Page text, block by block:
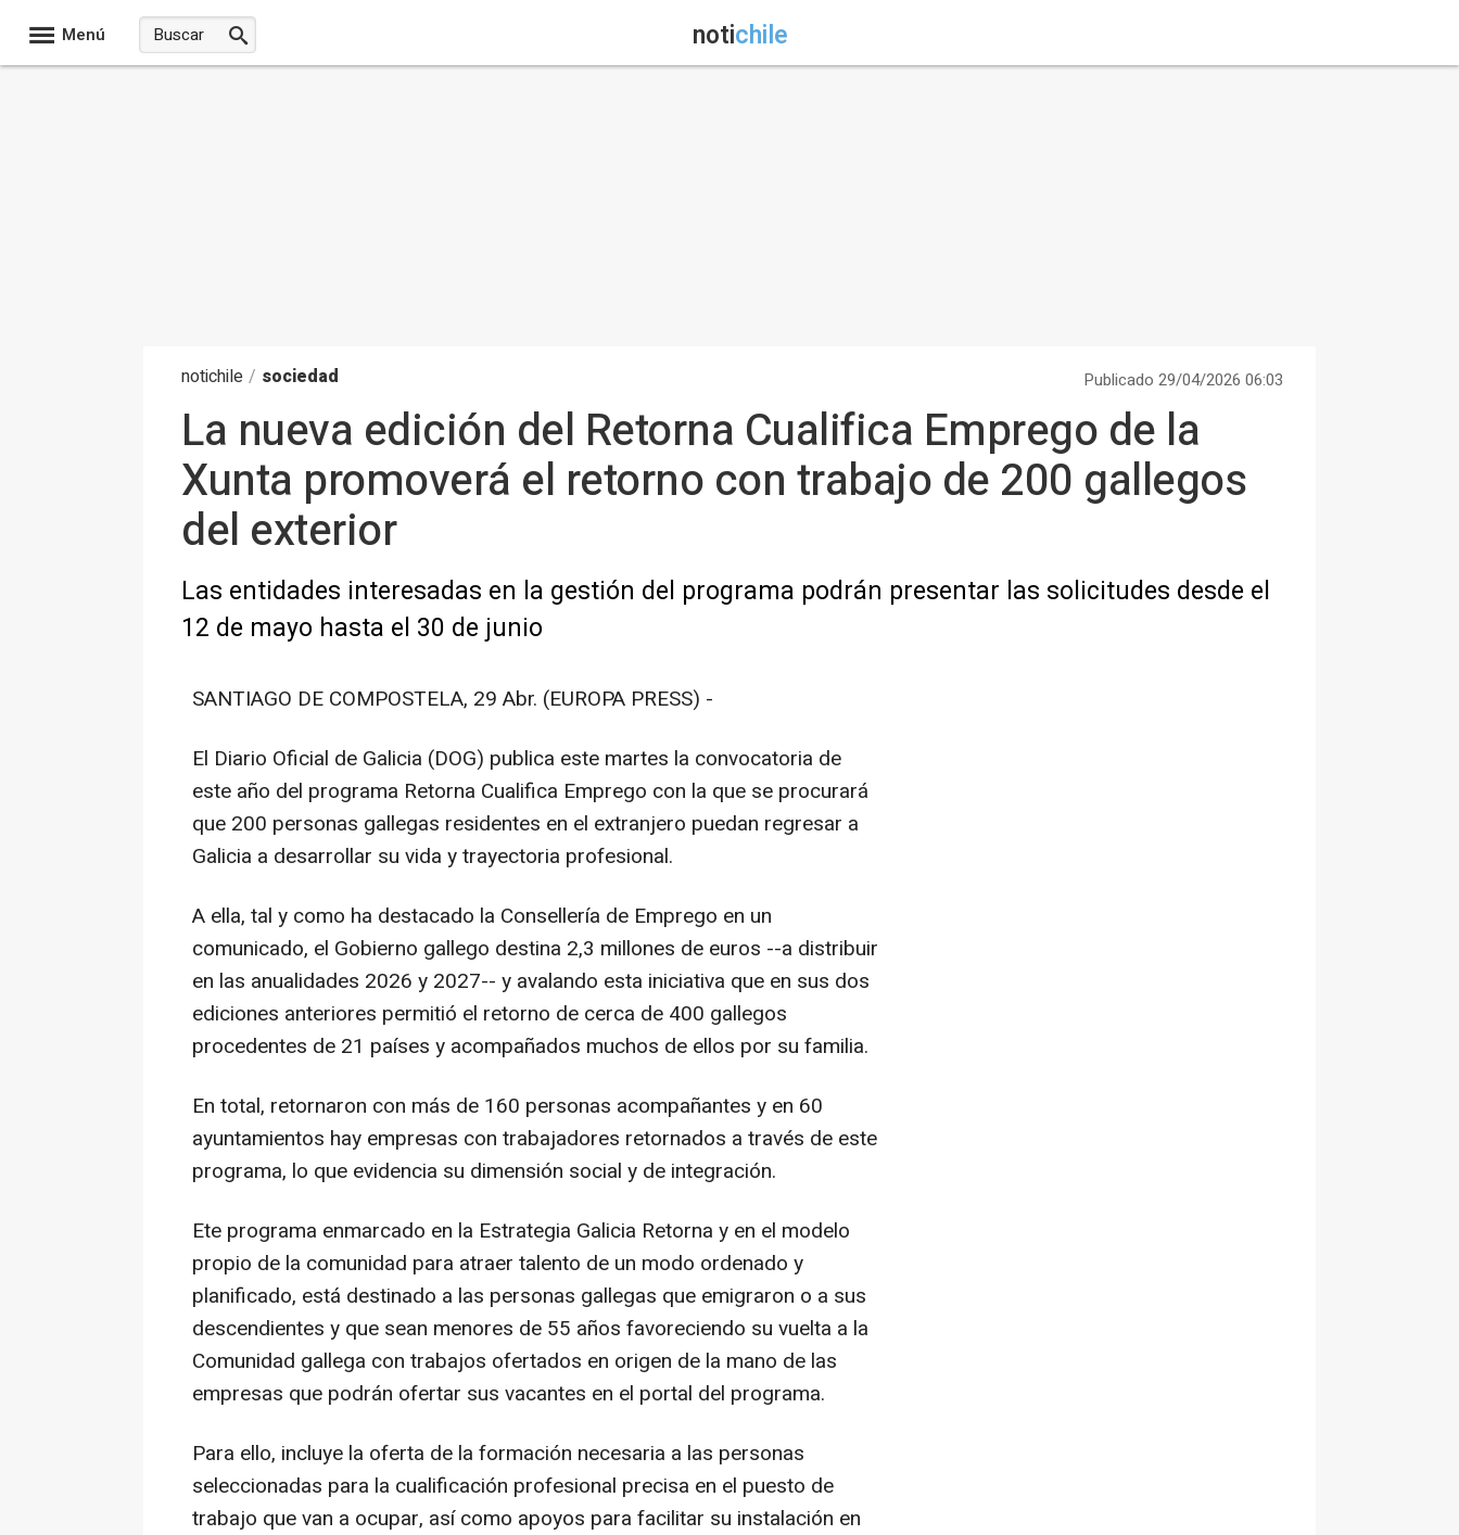
Menú notichile
notichile / sociedad Publicado 29/04/2026 06:03
La nueva edición del Retorna Cualifica Emprego de la
Xunta promoverá el retorno con trabajo de 200 gallegos
del exterior
Las entidades interesadas en la gestión del programa podrán presentar las solicitudes desde el
12 de mayo hasta el 30 de junio
SANTIAGO DE COMPOSTELA, 29 Abr. (EUROPA PRESS) -
El Diario Oficial de Galicia (DOG) publica este martes la convocatoria de
este año del programa Retorna Cualifica Emprego con la que se procurará
que 200 personas gallegas residentes en el extranjero puedan regresar a
Galicia a desarrollar su vida y trayectoria profesional.
A ella, tal y como ha destacado la Consellería de Emprego en un
comunicado, el Gobierno gallego destina 2,3 millones de euros --a distribuir
en las anualidades 2026 y 2027-- y avalando esta iniciativa que en sus dos
ediciones anteriores permitió el retorno de cerca de 400 gallegos
procedentes de 21 países y acompañados muchos de ellos por su familia.
En total, retornaron con más de 160 personas acompañantes y en 60
ayuntamientos hay empresas con trabajadores retornados a través de este
programa, lo que evidencia su dimensión social y de integración.
Ete programa enmarcado en la Estrategia Galicia Retorna y en el modelo
propio de la comunidad para atraer talento de un modo ordenado y
planificado, está destinado a las personas gallegas que emigraron o a sus
descendientes y que sean menores de 55 años favoreciendo su vuelta a la
Comunidad gallega con trabajos ofertados en origen de la mano de las
empresas que podrán ofertar sus vacantes en el portal del programa.
Para ello, incluye la oferta de la formación necesaria a las personas
seleccionadas para la cualificación profesional precisa en el puesto de
trabajo que van a ocupar, así como apoyos para facilitar su instalación en